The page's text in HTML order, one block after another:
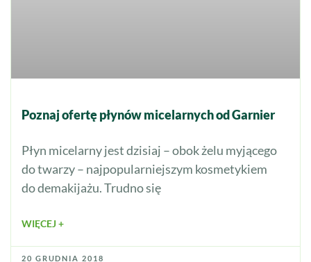
Poznaj ofertę płynów micelarnych od Garnier
Płyn micelarny jest dzisiaj – obok żelu myjącego
do twarzy – najpopularniejszym kosmetykiem
do demakijażu. Trudno się
WIĘCEJ +
20 GRUDNIA 2018